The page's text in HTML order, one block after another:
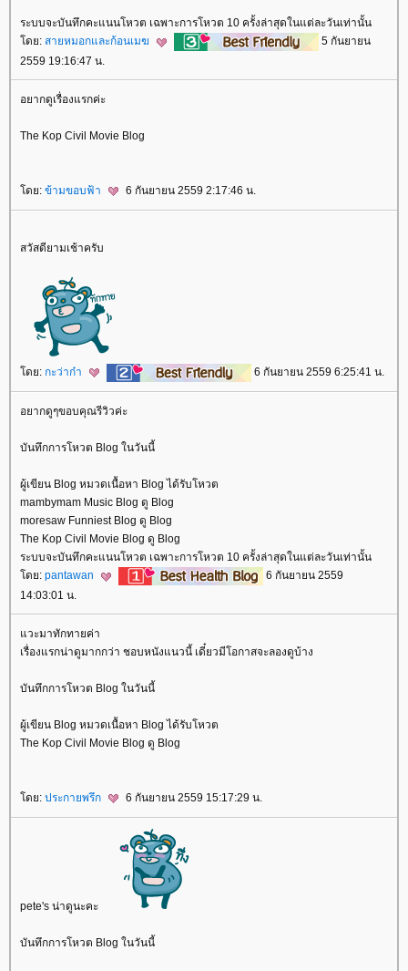
ระบบจะบันทึกคะแนนโหวต เฉพาะการโหวต 10 ครั้งล่าสุดในแต่ละวันเท่านั้น
ดย: สายหมอกและก้อนเมฆ
5 กันยายน
2559 19:16:47 น.
อยากดูเรื่องแรกค่ะ
The Kop Civil Movie Blog
ดย: ข้ามขอบฟ้า 6 กันยายน 2559 2:17:46 น.
สวัสดียามเช้าครับ
ดย: กะว่าก๋า 6 กันยายน 2559 6:25:41 น.
อยากดูๆขอบคุณรีวิวค่ะ
บันทึกการโหวต Blog ในวันนี้
ผู้เขียน Blog หมวดเนื้อหา Blog ได้รับโหวต
mambymam Music Blog ดู Blog
moresaw Funniest Blog ดู Blog
The Kop Civil Movie Blog ดู Blog
ระบบจะบันทึกคะแนนโหวต เฉพาะการโหวต 10 ครั้งล่าสุดในแต่ละวันเท่านั้น
ดย: pantawan
6 กันยายน 2559
14:03:01 น.
วะมาทักทายค่า
เรื่องแรกน่าดูมากกว่า ชอบหนังแนวนี้ เดี๋ยวมีโอกาสจะลองดูบ้าง
บันทึกการโหวต Blog ในวันนี้
ผู้เขียน Blog หมวดเนื้อหา Blog ได้รับโหวต
The Kop Civil Movie Blog ดู Blog
ดย: ประกายพรึก 6 กันยายน 2559 15:17:29 น.
pete's น่าดูนะคะ
บันทึกการโหวต Blog ในวันนี้